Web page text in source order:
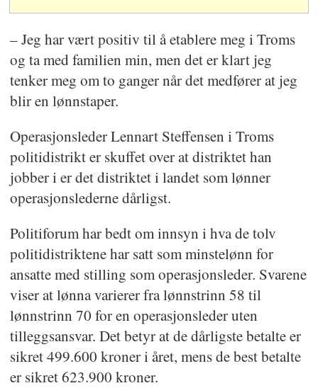
– Jeg har vært positiv til å etablere meg i Troms
og ta med familien min, men det er klart jeg
tenker meg om to ganger når det medfører at jeg
blir en lønnstaper.
Operasjonsleder Lennart Steffensen i Troms
politidistrikt er skuffet over at distriktet han
jobber i er det distriktet i landet som lønner
operasjonslederne dårligst.
Politiforum har bedt om innsyn i hva de tolv
politidistriktene har satt som minstelønn for
ansatte med stilling som operasjonsleder. Svarene
viser at lønna varierer fra lønnstrinn 58 til
lønnstrinn 70 for en operasjonsleder uten
tilleggsansvar. Det betyr at de dårligste betalte er
sikret 499.600 kroner i året, mens de best betalte
er sikret 623.900 kroner.